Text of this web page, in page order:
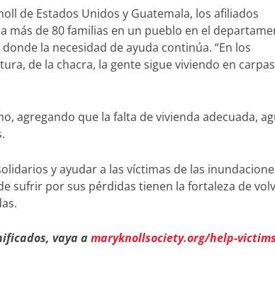
de Estados Unidos y Guatemala, los afiliados
de 80 familias en un pueblo en el
la necesidad de ayuda continúa. “En los
de la chacra, la gente sigue viviendo en
agregando que la falta de vivienda adecuada,
y ayudar a las víctimas de las
sufrir por sus pérdidas tienen la fortaleza de
vaya amaryknollsociety.org/help-